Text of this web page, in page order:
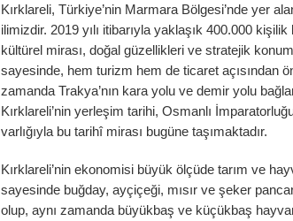
Kırklareli, Türkiye’nin Marmara Bölgesi’nde yer
ilimizdir. 2019 yılı itibarıyla yaklaşık 400.000
kültürel mirası, doğal güzellikleri ve stratejik
sayesinde, hem turizm hem de ticaret açısından
zamanda Trakya’nın kara yolu ve demir yolu
Kırklareli’nin yerleşim tarihi, Osmanlı
varlığıyla bu tarihî mirası bugüne taşımaktadır.
Kırklareli’nin ekonomisi büyük ölçüde tarım ve
sayesinde buğday, ayçiçeği, mısır ve şeker
olup, aynı zamanda büyükbaş ve küçükbaş